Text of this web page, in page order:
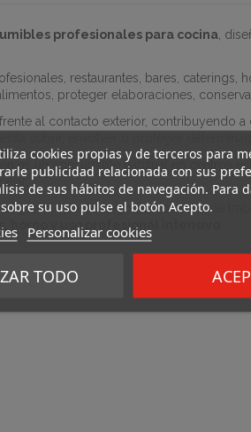
cookies propias y de terceros para
publicidad relacionada con sus
de sus hábitos de navegación. Para
su uso pulse el botón Acepto.
Personalizar cookies
TODO
profesionales para cocina ,
restaurantes, bares,
proteger elaboraciones,
al contacto exterior, contribuyendo
cubrir, envolver o proteger
es un consumible habitual en centros
el tipo de negocio, volumen de
y uso profesional intensivo